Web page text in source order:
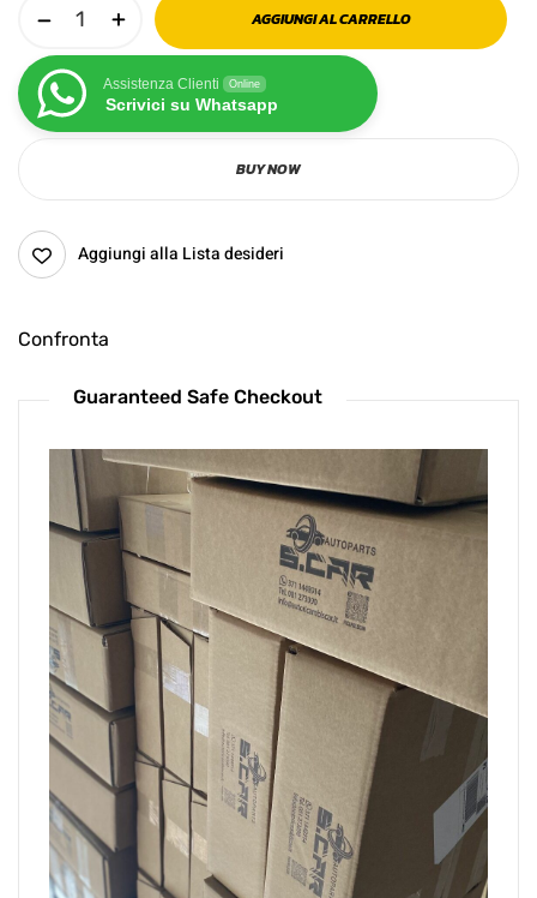
AGGIUNGI AL CARRELLO
Assistenza Clienti Online
Scrivici su Whatsapp
BUY NOW
Aggiungi alla Lista desideri
Confronta
Guaranteed Safe Checkout